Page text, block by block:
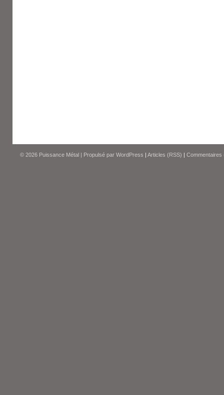
© 2026 Puissance Métal | Propulsé par WordPress | Articles (RSS) | Commentaires